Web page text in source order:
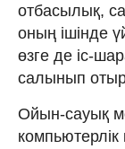
отбасылық,
оның ішінде
өзге де іс-
салынып
Ойын-сауық
компьютерлік